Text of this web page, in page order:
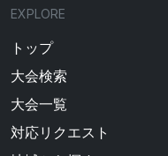
EXPLORE
トップ
大会検索
大会一覧
対応リクエスト